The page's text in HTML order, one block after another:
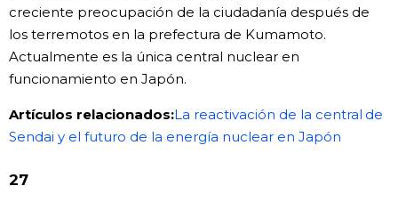
creciente preocupación de la ciudadanía después de
los terremotos en la prefectura de Kumamoto.
Actualmente es la única central nuclear en
funcionamiento en Japón.
Artículos relacionados:La reactivación de la central de
Sendai y el futuro de la energía nuclear en Japón
27